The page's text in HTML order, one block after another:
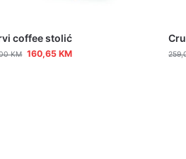
coffee stolić
KM 160,65 KM